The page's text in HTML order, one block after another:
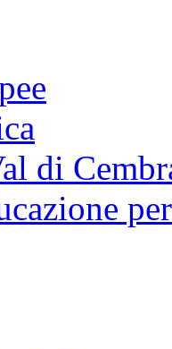
di